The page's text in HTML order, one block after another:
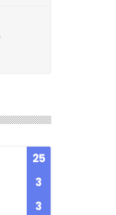
25
3
3